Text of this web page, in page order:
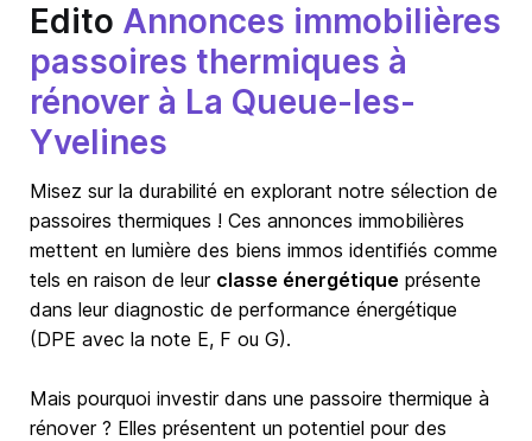
Edito Annonces immobilières
passoires thermiques à
rénover à La Queue-les-
Yvelines
Misez sur la durabilité en explorant notre sélection de
passoires thermiques ! Ces annonces immobilières
mettent en lumière des biens immos identifiés comme
tels en raison de leur classe énergétique présente
dans leur diagnostic de performance énergétique
(DPE avec la note E, F ou G).
Mais pourquoi investir dans une passoire thermique à
rénover ? Elles présentent un potentiel pour des